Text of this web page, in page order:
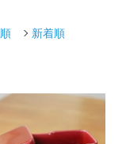
新着順